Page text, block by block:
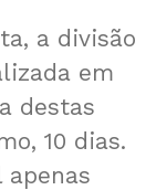
a divisão
em
destas
10 dias.
apenas